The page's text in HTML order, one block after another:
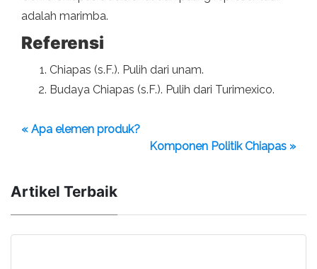
adalah marimba.
Referensi
Chiapas (s.F.). Pulih dari unam.
Budaya Chiapas (s.F.). Pulih dari Turimexico.
« Apa elemen produk?
Komponen Politik Chiapas »
Artikel Terbaik